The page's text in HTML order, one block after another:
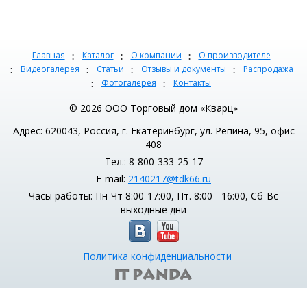
Главная Каталог О компании
О производителе
Видеогалерея
Статьи Отзывы и документы
Распродажа
Фотогалерея
Контакты
© 2026 ООО Торговый дом «Кварц»
Адрес: 620043, Россия, г. Екатеринбург, ул. Репина, 95, офис
408
Тел.: 8-800-333-25-17
E-mail: 2140217@tdk66.ru
Часы работы: Пн-Чт 8:00-17:00, Пт. 8:00 - 16:00, Сб-Вс
выходные дни
Политика конфиденциальности